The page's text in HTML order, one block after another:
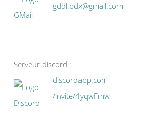
gddl.bdx@gmail.com
Serveur discord :
discordapp.com
/invite/4yqwFmw